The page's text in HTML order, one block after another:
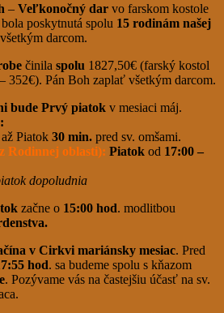
– Veľkonočný dar vo farskom kostole
poskytnutá spolu 15 rodinám našej
darcom.
činila spolu 1827,50€ (farský kostol
352€). Pán Boh zaplať všetkým darcom.
bude Prvý piatok v mesiaci máj.
Piatok 30 min. pred sv. omšami.
Rodinnej oblasti): Piatok od 17:00 –
dopoludnia
začne o 15:00 hod. modlitbou
v Cirkvi mariánsky mesiac. Pred
hod. sa budeme spolu s kňazom
. Pozývame vás na častejšiu účasť na sv.